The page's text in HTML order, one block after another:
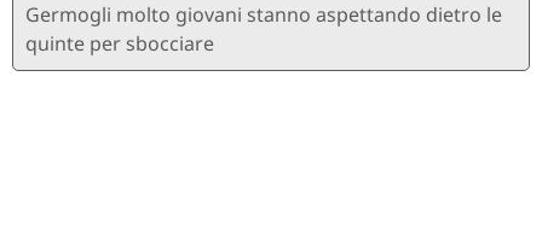
Germogli molto giovani stanno aspettando dietro le
quinte per sbocciare